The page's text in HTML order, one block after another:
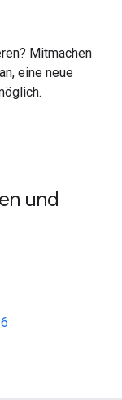
Mitmachen
eine neue
und